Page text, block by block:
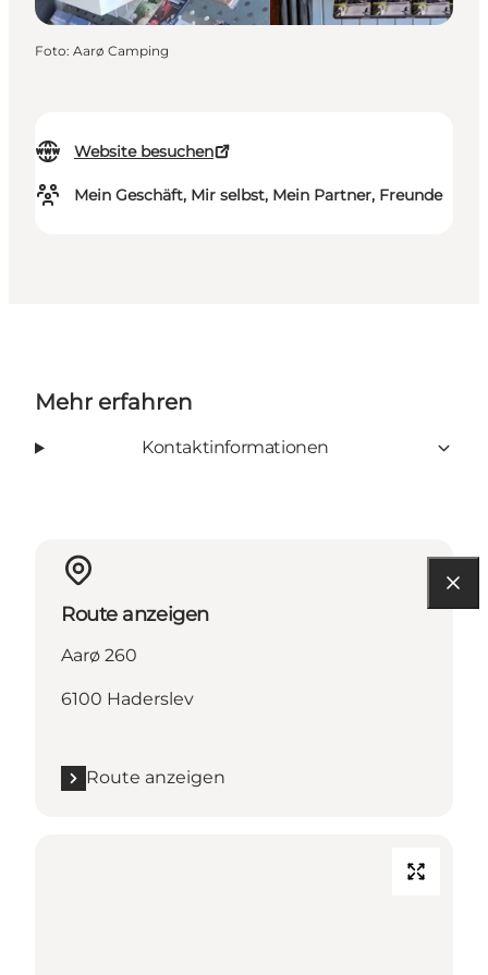
Website besuchen
Mein Geschäft, Mir selbst, Mein Partner, Freunde
Foto: Aarø Camping
Mehr erfahren
Kontaktinformationen
Route anzeigen
Aarø 260
6100 Haderslev
Route anzeigen